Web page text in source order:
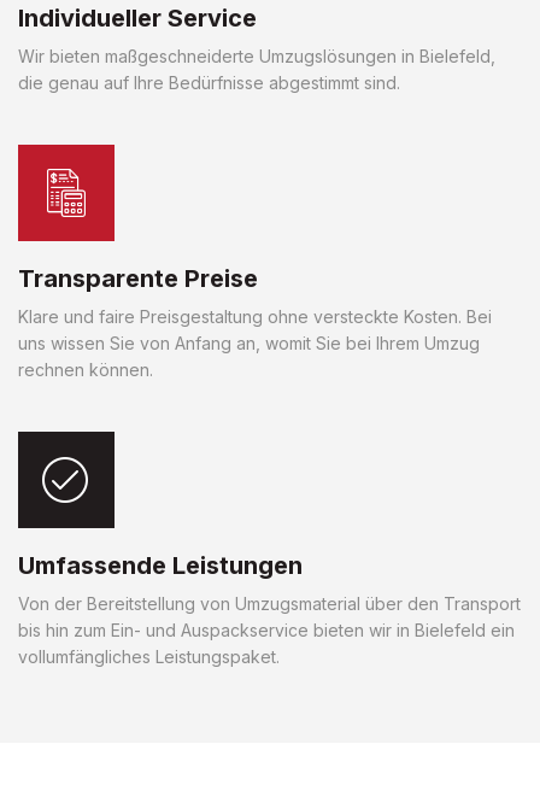
Individueller Service
Wir bieten maßgeschneiderte Umzugslösungen in Bielefeld,
die genau auf Ihre Bedürfnisse abgestimmt sind.
Transparente Preise
Klare und faire Preisgestaltung ohne versteckte Kosten. Bei
uns wissen Sie von Anfang an, womit Sie bei Ihrem Umzug
rechnen können.
Umfassende Leistungen
Von der Bereitstellung von Umzugsmaterial über den Transport
bis hin zum Ein- und Auspackservice bieten wir in Bielefeld ein
vollumfängliches Leistungspaket.